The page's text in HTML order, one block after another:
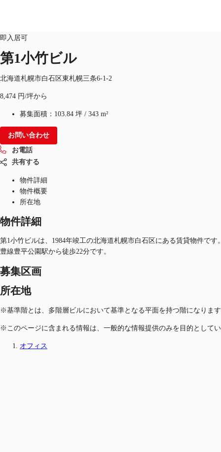
即入居可
第1小竹ビル
北海道札幌市白石区東札幌三条6-1-2
8,474 円/坪から
募集面積： 103.84 坪 / 343 m²
お問い合わせ
お電話
共有する
物件詳細
物件概要
所在地
物件詳細
第1小竹ビルは、1984年竣工の北海道札幌市白石区にある賃貸物件で
豊線豊平公園駅から徒歩22分です。
募集区画
所在地
※基準階とは、多階層ビルにおいて基準となる平面を持つ階になりま
※このページに含まれる情報は、一般的な情報提供のみを目的として
オフィス